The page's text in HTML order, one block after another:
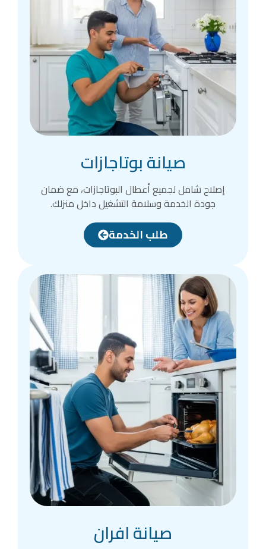
صيانة بوتاجازات
إصلاح شامل لجميع أعطال البوتاجازات، مع ضمان
جودة الخدمة وسلامة التشغيل داخل منزلك.
طلب الخدمة
صيانة افران